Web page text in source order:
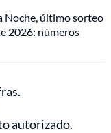
Noche, último sorteo
2026: números
autorizado.